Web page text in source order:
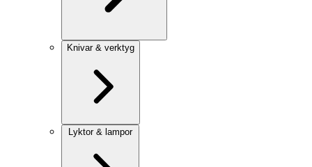
Knivar & verktyg
Lyktor & lampor